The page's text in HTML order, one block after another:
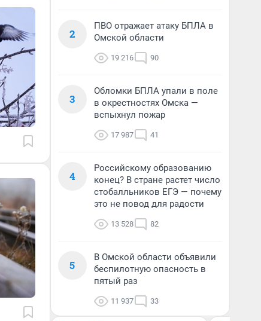
2
ПВО отражает атаку БПЛА в
Омской области
19 216 90
3
Обломки БПЛА упали в поле
в окрестностях Омска —
вспыхнул пожар
17 987 41
4
Российскому образованию
конец? В стране растет число
стобалльников ЕГЭ — почему
это не повод для радости
13 528 82
5
В Омской области объявили
беспилотную опасность в
пятый раз
11 937 33